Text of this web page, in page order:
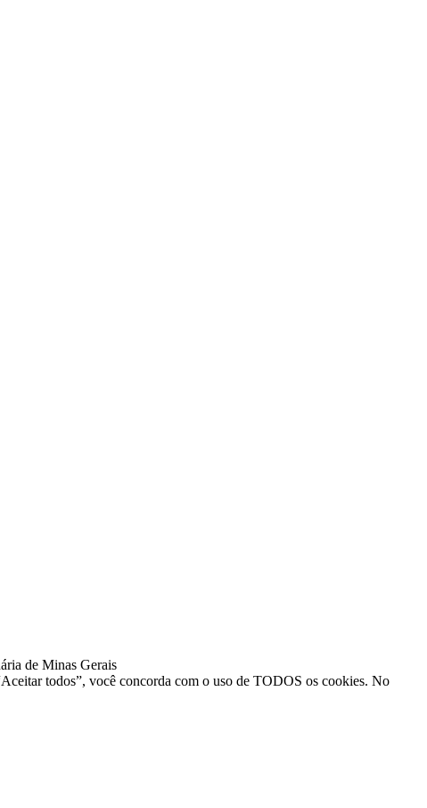
de Minas Gerais
todos”, você concorda com o uso de TODOS os cookies. No